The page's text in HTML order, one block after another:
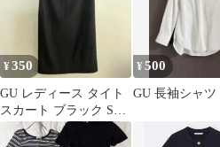
¥350
GU レディース タイト
スカート ブラック Sサ
イズ
¥500
GU 長袖シャツ